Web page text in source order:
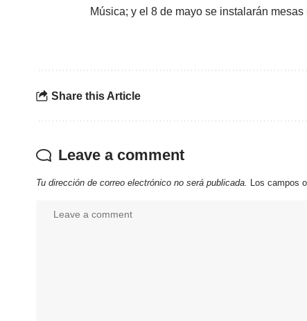
Música; y el 8 de mayo se instalarán
Share this Article
Leave a comment
Tu dirección de correo electrónico no será publicada. Los campos